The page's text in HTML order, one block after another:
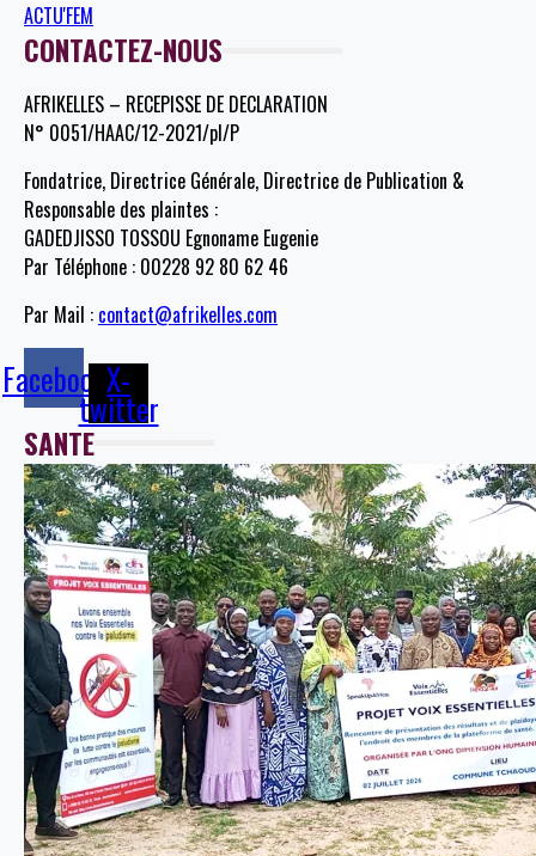
ACTU'FEM
CONTACTEZ-NOUS
AFRIKELLES – RECEPISSE DE DECLARATION
N° 0051/HAAC/12-2021/pl/P
Fondatrice, Directrice Générale, Directrice de Publication &
Responsable des plaintes :
GADEDJISSO TOSSOU Egnoname Eugenie
Par Téléphone : 00228 92 80 62 46
Par Mail : contact@afrikelles.com
FacebookX-
twitter
SANTE